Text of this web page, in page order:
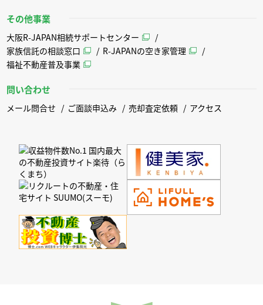
その他事業
大阪R-JAPAN相続サポートセンター
家族信託の相談窓口
R-JAPANの空き家管理
福祉不動産普及事業
問い合わせ
メール問合せ ご面談申込み 売却査定依頼 アクセス